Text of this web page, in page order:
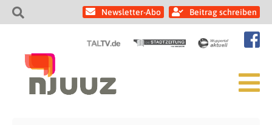
Newsletter-Abo Beitrag schreiben